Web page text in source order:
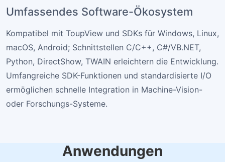
Umfassendes Software-Ökosystem
Kompatibel mit ToupView und SDKs für Windows, Linux,
macOS, Android; Schnittstellen C/C++, C#/VB.NET,
Python, DirectShow, TWAIN erleichtern die Entwicklung.
Umfangreiche SDK-Funktionen und standardisierte I/O
ermöglichen schnelle Integration in Machine-Vision-
oder Forschungs-Systeme.
Anwendungen